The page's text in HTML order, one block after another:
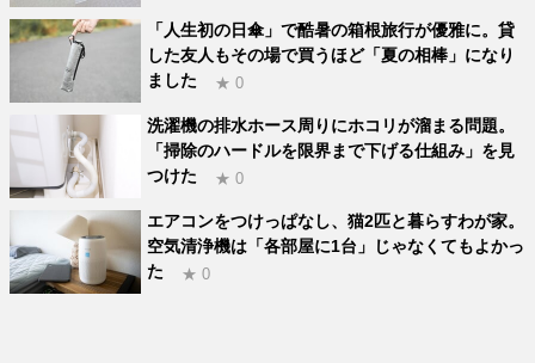
「人生初の日傘」で酷暑の箱根旅行が優雅に。貸
した友人もその場で買うほど「夏の相棒」になり
ました
★ 0
洗濯機の排水ホース周りにホコリが溜まる問題。
「掃除のハードルを限界まで下げる仕組み」を見
つけた
★ 0
エアコンをつけっぱなし、猫2匹と暮らすわが家。
空気清浄機は「各部屋に1台」じゃなくてもよかっ
た
★ 0